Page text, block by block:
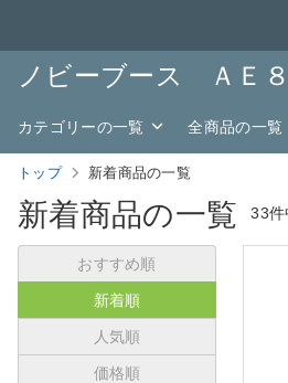
ノビーブース ＡＥ
カテゴリーの一覧 全商品の一覧
トップ 新着商品の一覧
新着商品の一覧 33件
おすすめ順
新着順
人気順
価格順